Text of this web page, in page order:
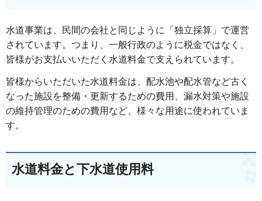
水道事業は、民間の会社と同じように「独立採算」で運営
されています。つまり、一般行政のように税金ではなく、
皆様がお支払いいただく水道料金で支えられています。
皆様からいただいた水道料金は、配水池や配水管など古く
なった施設を整備・更新するための費用、漏水対策や施設
の維持管理のための費用など、様々な用途に使われていま
す。
水道料金と下水道使用料